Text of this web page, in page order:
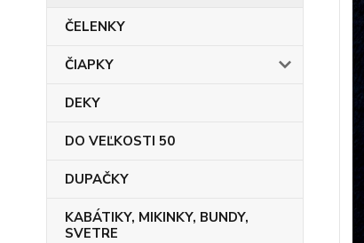
ČELENKY
ČIAPKY
DEKY
DO VEĽKOSTI 50
DUPAČKY
KABÁTIKY, MIKINKY, BUNDY,
SVETRE